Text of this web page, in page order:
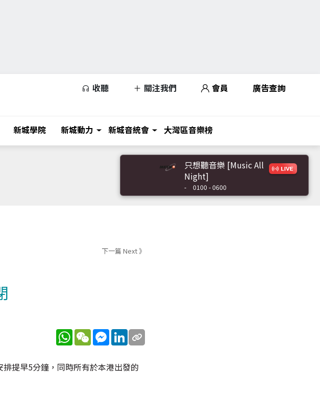
收聽 關注我們 會員 廣告查詢
新城學院 新城動力 新城音統會 大灣區音樂榜
只想聽音樂 [Music All
Night]
- 0100 - 0600
下一篇 Next 》
WhatsApp
WeChatMessenger
LinkedIn
提早5分鐘，同時所有於本港出發的